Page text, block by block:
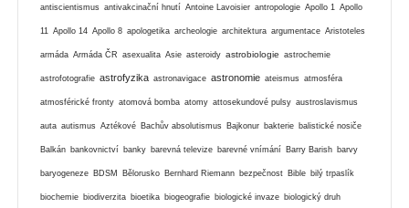
antiscientismus antivakcinační hnutí Antoine Lavoisier antropologie Apollo 1 Apollo
11 Apollo 14 Apollo 8 apologetika archeologie architektura argumentace Aristoteles
armáda Armáda ČR asexualita Asie asteroidy astrobiologie astrochemie
astrofotografie astrofyzika astronavigace astronomie ateismus atmosféra
atmosférické fronty atomová bomba atomy attosekundové pulsy austroslavismus
auta autismus Aztékové Bachův absolutismus Bajkonur bakterie balistické nosiče
Balkán bankovnictví banky barevná televize barevné vnímání Barry Barish barvy
baryogeneze BDSM Bělorusko Bernhard Riemann bezpečnost Bible bilý trpaslík
biochemie biodiverzita bioetika biogeografie biologické invaze biologický druh